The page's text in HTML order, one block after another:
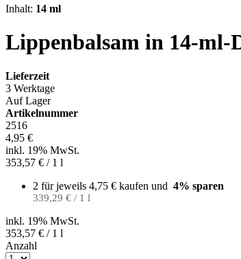
Inhalt: 14 ml
Lippenbalsam in 14-ml-
Lieferzeit
3 Werktage
Auf Lager
Artikelnummer
2516
4,95 €
inkl. 19% MwSt.
353,57 € / 1 l
2 für jeweils 4,75 € kaufen und 4% sparen
339,29 € / 1 l
inkl. 19% MwSt.
353,57 € / 1 l
Anzahl